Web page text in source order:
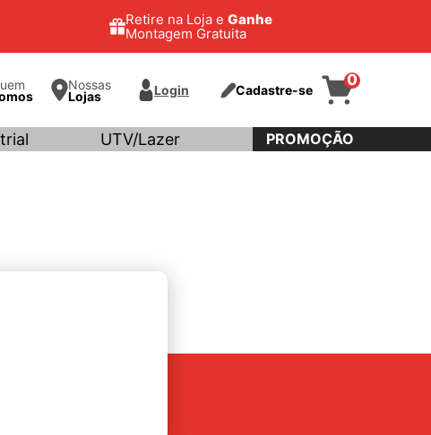
Retire na Loja eGanhe
Montagem Gratuita
Nossas
Lojas Login Cadastre-se
0
UTV/Lazer PROMOÇÃO